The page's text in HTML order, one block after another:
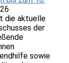
die aktuelle
der
sowie